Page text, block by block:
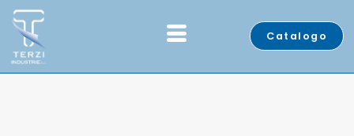
Catalogo